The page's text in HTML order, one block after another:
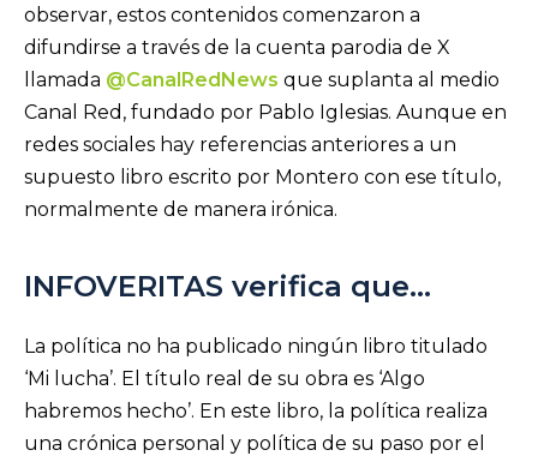
observar, estos contenidos comenzaron a
difundirse a través de la cuenta parodia de X
llamada @CanalRedNews que suplanta al medio
Canal Red, fundado por Pablo Iglesias. Aunque en
redes sociales hay referencias anteriores a un
supuesto libro escrito por Montero con ese título,
normalmente de manera irónica.
INFOVERITAS verifica que…
La política no ha publicado ningún libro titulado
‘Mi lucha’. El título real de su obra es ‘Algo
habremos hecho’. En este libro, la política realiza
una crónica personal y política de su paso por el